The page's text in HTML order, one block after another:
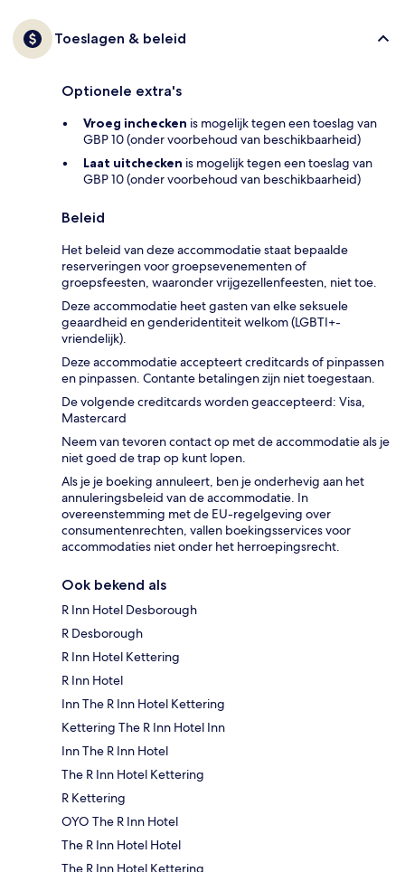
Toeslagen & beleid
Optionele extra's
Vroeg inchecken is mogelijk tegen een toeslag van
GBP 10 (onder voorbehoud van beschikbaarheid)
Laat uitchecken is mogelijk tegen een toeslag van
GBP 10 (onder voorbehoud van beschikbaarheid)
Beleid
Het beleid van deze accommodatie staat bepaalde
reserveringen voor groepsevenementen of
groepsfeesten, waaronder vrijgezellenfeesten, niet toe.
Deze accommodatie heet gasten van elke seksuele
geaardheid en genderidentiteit welkom (LGBTI+-
vriendelijk).
Deze accommodatie accepteert creditcards of pinpassen
en pinpassen. Contante betalingen zijn niet toegestaan.
De volgende creditcards worden geaccepteerd: Visa,
Mastercard
Neem van tevoren contact op met de accommodatie als je
niet goed de trap op kunt lopen.
Als je je boeking annuleert, ben je onderhevig aan het
annuleringsbeleid van de accommodatie. In
overeenstemming met de EU-regelgeving over
consumentenrechten, vallen boekingsservices voor
accommodaties niet onder het herroepingsrecht.
Ook bekend als
R Inn Hotel Desborough
R Desborough
R Inn Hotel Kettering
R Inn Hotel
Inn The R Inn Hotel Kettering
Kettering The R Inn Hotel Inn
Inn The R Inn Hotel
The R Inn Hotel Kettering
R Kettering
OYO The R Inn Hotel
The R Inn Hotel Hotel
The R Inn Hotel Kettering